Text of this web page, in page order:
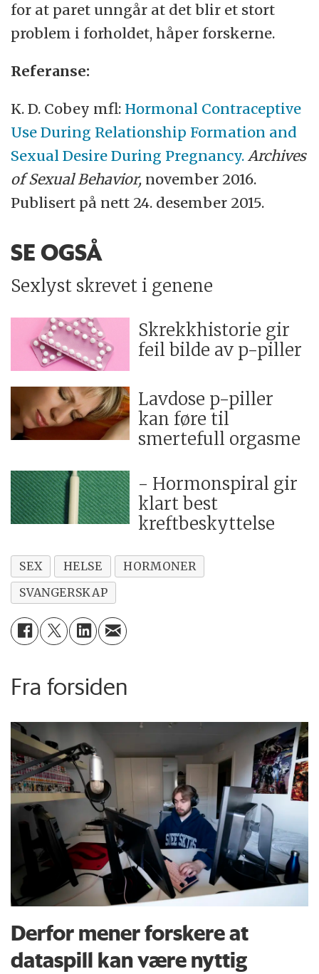
for at paret unngår at det blir et stort
problem i forholdet, håper forskerne.
Referanse:
K. D. Cobey mfl: Hormonal Contraceptive
Use During Relationship Formation and
Sexual Desire During Pregnancy. Archives
of Sexual Behavior, november 2016.
Publisert på nett 24. desember 2015.
SE OGSÅ
Sexlyst skrevet i genene
Skrekkhistorie gir
feil bilde av p-piller
Lavdose p-piller
kan føre til
smertefull orgasme
- Hormonspiral gir
klart best
kreftbeskyttelse
SEX HELSE
HORMONER
SVANGERSKAP
Fra forsiden
Derfor mener forskere at
dataspill kan være nyttig